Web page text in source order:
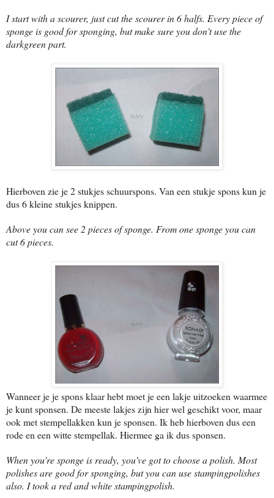
I start with a scourer, just cut the scourer in 6 halfs. Every piece of
sponge is good for sponging, but make sure you don't use the
darkgreen part.
Hierboven zie je 2 stukjes schuurspons. Van een stukje spons kun je
dus 6 kleine stukjes knippen.
Above you can see 2 pieces of sponge. From one sponge you can
cut 6 pieces.
Wanneer je je spons klaar hebt moet je een lakje uitzoeken waarmee
je kunt sponsen. De meeste lakjes zijn hier wel geschikt voor, maar
ook met stempellakken kun je sponsen. Ik heb hierboven dus een
rode en een witte stempellak. Hiermee ga ik dus sponsen.
When you're sponge is ready, you've got to choose a polish. Most
polishes are good for sponging, but you can use stampingpolishes
also. I took a red and white stampingpolish.